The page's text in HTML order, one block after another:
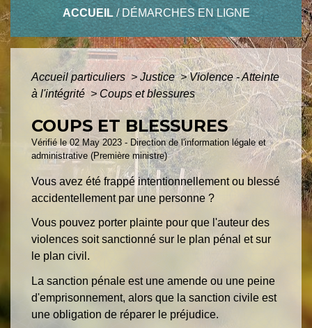
ACCUEIL/DÉMARCHES EN LIGNE
Accueil particuliers > Justice> Violence - Atteinte
à l'intégrité > Coups et blessures
COUPS ET BLESSURES
Vérifié le 02 May 2023 - Direction de l'information légale et
administrative (Première ministre)
Vous avez été frappé intentionnellement ou blessé
accidentellement par une personne ?
Vous pouvez porter plainte pour que l'auteur des
violences soit sanctionné sur le plan pénal et sur
le plan civil.
La sanction pénale est une amende ou une peine
d'emprisonnement, alors que la sanction civile est
une obligation de réparer le préjudice.